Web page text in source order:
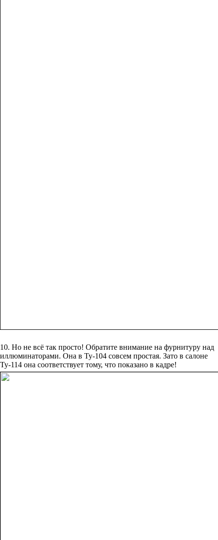
10. Но не всё так просто! Обратите внимание на фурнитуру над
иллюминаторами. Она в Ту-104 совсем простая. Зато в салоне
Ту-114 она соответствует тому, что показано в кадре!